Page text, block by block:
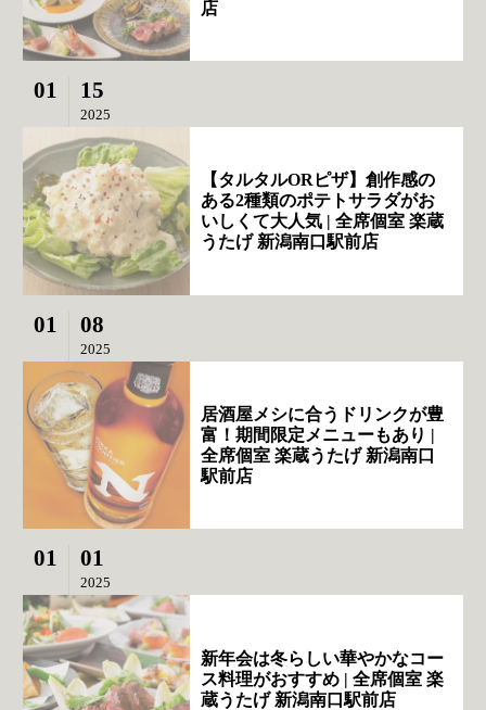
店
01 15
2025
【タルタルORピザ】創作感の
ある2種類のポテトサラダがお
いしくて大人気 | 全席個室 楽蔵
うたげ 新潟南口駅前店
01 08
2025
居酒屋メシに合うドリンクが豊
富！期間限定メニューもあり |
全席個室 楽蔵うたげ 新潟南口
駅前店
01 01
2025
新年会は冬らしい華やかなコー
ス料理がおすすめ | 全席個室 楽
蔵うたげ 新潟南口駅前店